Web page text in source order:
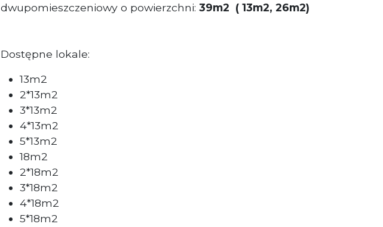
dwupomieszczeniowy o powierzchni: 39m2 ( 13m2, 26m2)
Dostępne lokale:
13m2
2*13m2
3*13m2
4*13m2
5*13m2
18m2
2*18m2
3*18m2
4*18m2
5*18m2